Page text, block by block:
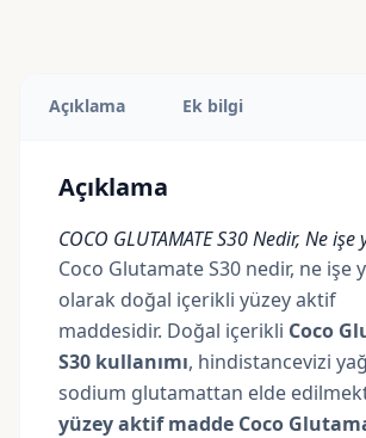
Açıklama Ek bilgi
Açıklama
COCO GLUTAMATE S30 Nedir, Ne işe
Coco Glutamate S30 nedir, ne işe
olarak doğal içerikli yüzey aktif
maddesidir. Doğal içerikli Coco
S30 kullanımı, hindistancevizi
sodium glutamattan elde
yüzey aktif madde Coco